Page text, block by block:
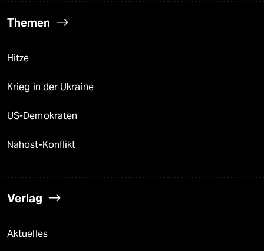
Themen
Hitze
Krieg in der Ukraine
US-Demokraten
Nahost-Konflikt
Verlag
Aktuelles